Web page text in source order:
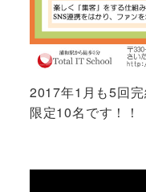
2017年1月も5回完
限定10名です！！